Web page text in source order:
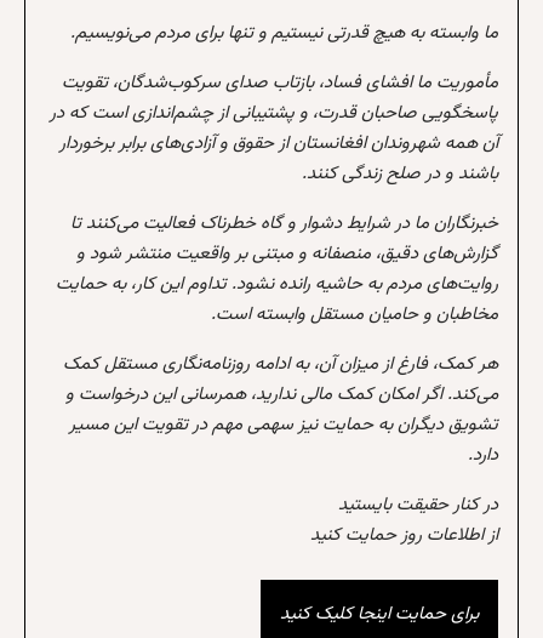
ما وابسته به هیچ قدرتی نیستیم و تنها برای مردم می‌نویسیم.
مأموریت ما افشای فساد، بازتاب صدای سرکوب‌شدگان، تقویت
پاسخگویی صاحبان قدرت، و پشتیبانی از چشم‌اندازی است که در
آن همه شهروندان افغانستان از حقوق و آزادی‌های برابر برخوردار
باشند و در صلح زندگی کنند.
خبرنگاران ما در شرایط دشوار و گاه خطرناک فعالیت می‌کنند تا
گزارش‌های دقیق، منصفانه و مبتنی بر واقعیت منتشر شود و
روایت‌های مردم به حاشیه رانده نشود. تداوم این کار، به حمایت
مخاطبان و حامیان مستقل وابسته است.
هر کمک، فارغ از میزان آن، به ادامه روزنامه‌نگاری مستقل کمک
می‌کند. اگر امکان کمک مالی ندارید، همرسانی این درخواست و
تشویق دیگران به حمایت نیز سهمی مهم در تقویت این مسیر
دارد.
در کنار حقیقت بایستید
از اطلاعات روز حمایت کنید
برای حمایت اینجا کلیک کنید